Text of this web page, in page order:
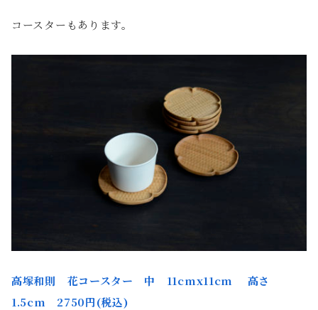
コースターもあります。
高塚和則 花コースター 中 11cmx11cm 高さ
1.5cm 2750円(税込)